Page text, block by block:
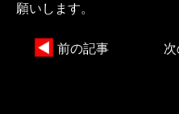
願いします。
前の記事